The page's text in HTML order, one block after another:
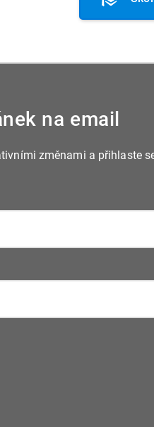
na email
změnami a přihlaste